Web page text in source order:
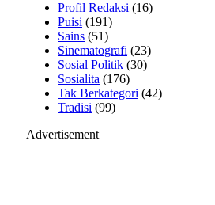
Profil Redaksi (16)
Puisi (191)
Sains (51)
Sinematografi (23)
Sosial Politik (30)
Sosialita (176)
Tak Berkategori (42)
Tradisi (99)
Advertisement